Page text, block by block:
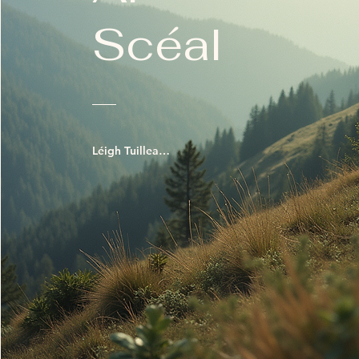
Scéal
Léigh Tuilleadh